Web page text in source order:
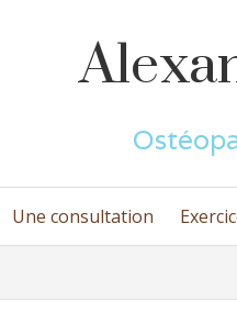
Une consultation